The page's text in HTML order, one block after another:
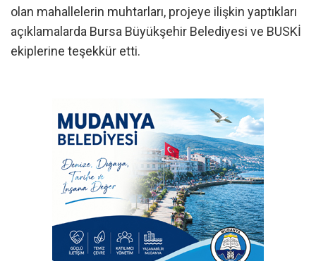
olan mahallelerin muhtarları, projeye ilişkin yaptıkları
açıklamalarda Bursa Büyükşehir Belediyesi ve BUSKİ
ekiplerine teşekkür etti.